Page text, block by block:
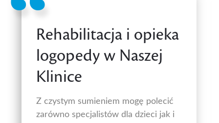
Rehabilitacja i opieka
logopedy w Naszej
Klinice
Z czystym sumieniem mogę polecić
zarówno specjalistów dla dzieci jak i